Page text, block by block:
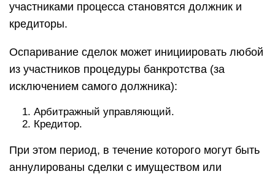
участниками процесса становятся должник и
кредиторы.
Оспаривание сделок может инициировать любой
из участников процедуры банкротства (за
исключением самого должника):
Арбитражный управляющий.
Кредитор.
При этом период, в течение которого могут быть
аннулированы сделки с имуществом или